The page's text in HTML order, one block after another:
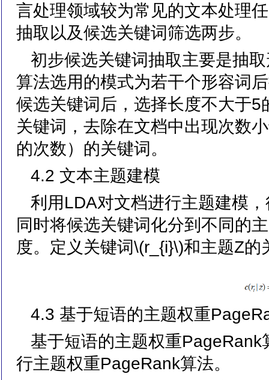
言处理领域较为常见的文本处理
抽取以及候选关键词筛选两步。
初步候选关键词抽取主要是抽
算法选用的模式为若干个形容词
候选关键词后，选择长度不大于
关键词，去除在文档中出现次数
的次数）的关键词。
4.2 文本主题建模
利用LDA对文档进行主题建模
同时将候选关键词化分到不同的
度。定义关键词\(r_{i}\)和主题Z
4.3 基于短语的主题权重
基于短语的主题权重
行主题权重PageRank算法。